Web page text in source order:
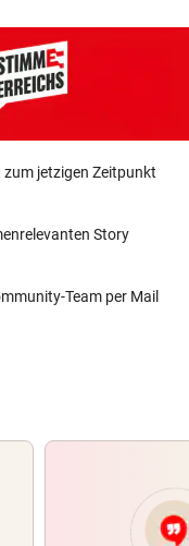
zum jetzigen Zeitpunkt
Story
Team per Mail